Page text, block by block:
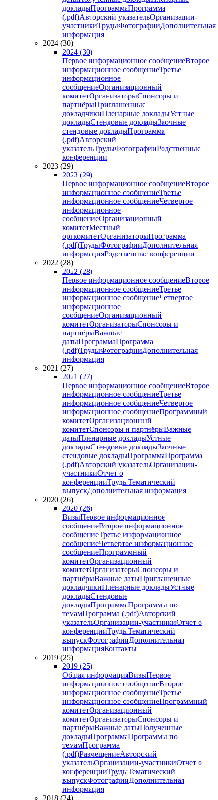
докладыПрограммаПрограмма
(.pdf)Авторский указательОрганизации-
участникиТрудыФотографииДополнительная
информация
2024 (30)
2024 (30)
Первое информационное сообщениеВторое
информационное сообщениеТретье
информационное
сообщениеОрганизационный
комитетОрганизаторыСпонсоры и
партнёрыПриглашенные
докладчикиПленарные докладыУстные
докладыСтендовые докладыЗаочные
стендовые докладыПрограмма
(.pdf)Авторский
указательТрудыФотографииРодственные
конференции
2023 (29)
2023 (29)
Первое информационное сообщениеВторое
информационное сообщениеТретье
информационное сообщениеЧетвертое
информационное
сообщениеОрганизационный
комитетМестный
оргкомитетОрганизаторыПрограмма
(.pdf)ТрудыФотографииДополнительная
информацияРодственные конференции
2022 (28)
2022 (28)
Первое информационное сообщениеВторое
информационное сообщениеТретье
информационное сообщениеЧетвертое
информационное
сообщениеОрганизационный
комитетОрганизаторыСпонсоры и
партнёрыВажные
датыПрограммаПрограмма
(.pdf)ТрудыФотографииДополнительная
информация
2021 (27)
2021 (27)
Первое информационное сообщениеВторое
информационное сообщениеТретье
информационное сообщениеЧетвертое
информационное сообщениеПрограммный
комитетОрганизационный
комитетСпонсоры и партнёрыВажные
датыПленарные докладыУстные
докладыСтендовые докладыЗаочные
стендовые докладыПрограммаПрограмма
(.pdf)Авторский указательОрганизации-
участникиОтчет о
конференцииТрудыТематический
выпускДополнительная информация
2020 (26)
2020 (26)
ВизыПервое информационное
сообщениеВторое информационное
сообщениеТретье информационное
сообщениеЧетвертое информационное
сообщениеПрограммный
комитетОрганизационный
комитетОрганизаторыСпонсоры и
партнёрыВажные датыПриглашенные
докладчикиПленарные докладыУстные
докладыСтендовые
докладыПрограммаПрограммы по
темамПрограмма (.pdf)Авторский
указательОрганизации-участникиОтчет о
конференцииТрудыТематический
выпускФотографииДополнительная
информацияКонтакты
2019 (25)
2019 (25)
Общая информацияВизыПервое
информационное сообщениеВторое
информационное сообщениеТретье
информационное сообщениеПрограммный
комитетОрганизационный
комитетОрганизаторыСпонсоры и
партнёрыВажные датыПолученные
докладыПрограммаПрограммы по
темамПрограмма
(.pdf)РазмещениеАвторский
указательОрганизации-участникиОтчет о
конференцииТрудыТематический
выпускФотографииДополнительная
информация
2018 (24)